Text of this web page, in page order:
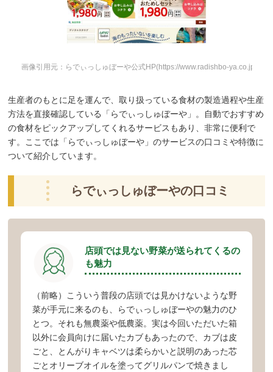
画像引用元：らでぃっしゅぼーや公式HP(https://www.radishbo-ya.co.jp/
生産者のもとに足を運んで、取り扱っている食材の製造過程や生産
方法を直接確認している「らでぃっしゅぼーや」。自動でおすすめ
の食材をピックアップしてくれるサービスもあり、非常に便利で
す。ここでは「らでぃっしゅぼーや」のサービスの口コミや特徴に
ついて紹介しています。
らでぃっしゅぼーやの口コミ
店頭では見ない野菜が送られてくるの
も魅力
（前略）こういう普段の店頭では見かけないような野
菜が手元に来るのも、らでぃっしゅぼーやの魅力のひ
とつ。それも無農薬や低農薬。実は今回いただいた箱
以外に会員向けに届いたカブもあったので、カブは皮
ごと、とんがりキャベツは柔らかいと説明のあった芯
ごとオリーブオイルを塗ってグリルパンで焼きまし